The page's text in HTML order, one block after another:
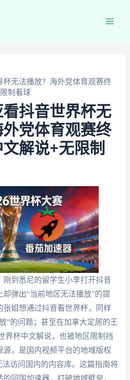
杯无法播放？海外党体育观赛终
制看球
抖音世界杯无
党体育观赛终
解说+无限制
刚到悉尼的留学生小李打开抖音
弹出“当前地区无法播放”的提
张姐想通过抖音看世界杯，同样
”的问题；甚至在加拿大定居的王
界杯中文解说，也被地区限制挡
源，是国内视频平台的地域版权
访问国内的内容库。这篇指南将
回国加速器，打破地域壁垒，